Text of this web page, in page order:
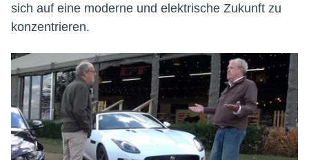
sich auf eine moderne und elektrische Zukunft zu
konzentrieren.